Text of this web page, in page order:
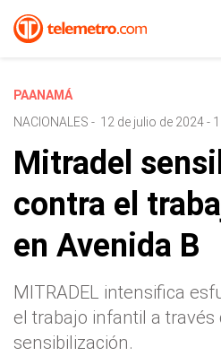
PAANAMÁ
NACIONALES - 12 de julio de 2024 -
Mitradel
contra el
en Avenida B
MITRADEL intensifica
el trabajo infantil a través
sensibilización.